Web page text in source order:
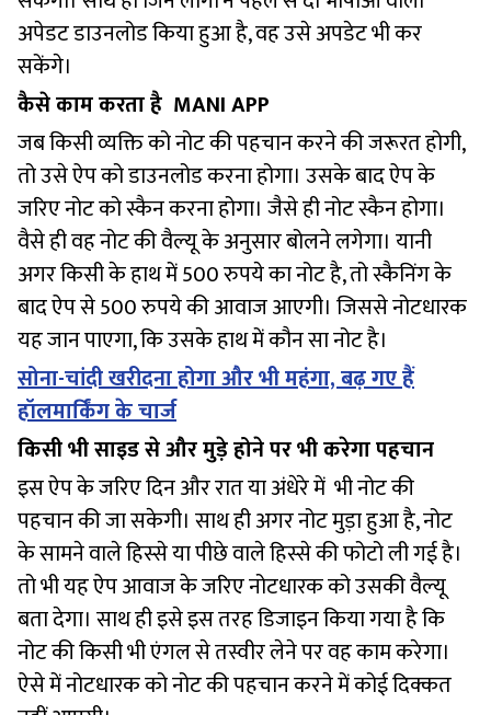
अपेडट डाउनलोड किया हुआ है, वह उसे अपडेट भी कर
सकेंगे।
कैसे काम करता है MANI APP
जब किसी व्यक्ति को नोट की पहचान करने की जरूरत होगी,
तो उसे ऐप को डाउनलोड करना होगा। उसके बाद ऐप के
जरिए नोट को स्कैन करना होगा। जैसे ही नोट स्कैन होगा।
वैसे ही वह नोट की वैल्यू के अनुसार बोलने लगेगा। यानी
अगर किसी के हाथ में 500 रुपये का नोट है, तो स्कैनिंग के
बाद ऐप से 500 रुपये की आवाज आएगी। जिससे नोटधारक
यह जान पाएगा, कि उसके हाथ में कौन सा नोट है।
सोना-चांदी खरीदना होगा और भी महंगा, बढ़ गए हैं
हॉलमार्किंग के चार्ज
किसी भी साइड से और मुड़े होने पर भी करेगा पहचान
इस ऐप के जरिए दिन और रात या अंधेरे में भी नोट की
पहचान की जा सकेगी। साथ ही अगर नोट मुड़ा हुआ है, नोट
के सामने वाले हिस्से या पीछे वाले हिस्से की फोटो ली गई है।
तो भी यह ऐप आवाज के जरिए नोटधारक को उसकी वैल्यू
बता देगा। साथ ही इसे इस तरह डिजाइन किया गया है कि
नोट की किसी भी एंगल से तस्वीर लेने पर वह काम करेगा।
ऐसे में नोटधारक को नोट की पहचान करने में कोई दिक्कत